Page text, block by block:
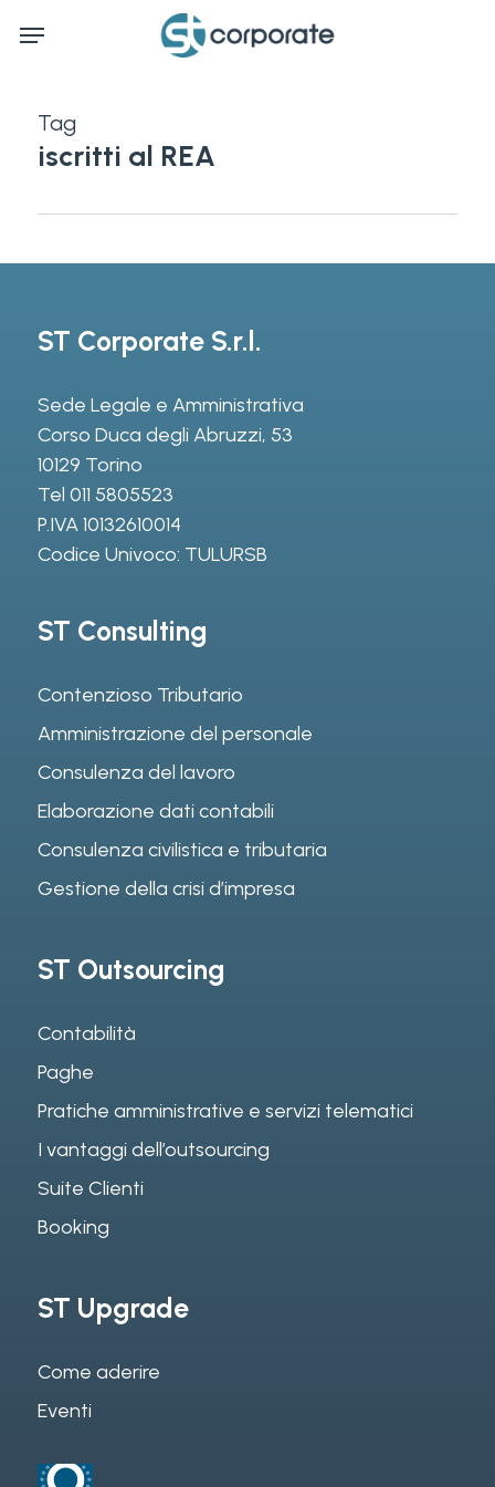
Menu
Tag
iscritti al REA
ST Corporate S.r.l.
Sede Legale e Amministrativa
Corso Duca degli Abruzzi, 53
10129 Torino
Tel 011 5805523
P.IVA 10132610014
Codice Univoco: TULURSB
ST Consulting
Contenzioso Tributario
Amministrazione del personale
Consulenza del lavoro
Elaborazione dati contabili
Consulenza civilistica e tributaria
Gestione della crisi d’impresa
ST Outsourcing
Contabilità
Paghe
Pratiche amministrative e servizi telematici
I vantaggi dell’outsourcing
Suite Clienti
Booking
ST Upgrade
Come aderire
Eventi